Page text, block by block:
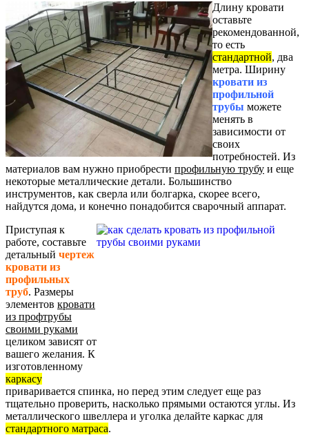
Длину кровати
оставьте
рекомендованной,
то есть
стандартной, два
метра. Ширину
кровати из
профильной
трубы можете
менять в
зависимости от
своих
потребностей. Из
материалов вам нужно приобрести профильную трубу и еще
некоторые металлические детали. Большинство
инструментов, как сверла или болгарка, скорее всего,
найдутся дома, и конечно понадобится сварочный аппарат.
Приступая к
работе, составьте
детальный чертеж
кровати из
профильных
труб. Размеры
элементов кровати
из профтрубы
своими руками
целиком зависят от
вашего желания. К
изготовленному
каркасу
приваривается спинка, но перед этим следует еще раз
тщательно проверить, насколько прямыми остаются углы. Из
металлического швеллера и уголка делайте каркас для
стандартного матраса.